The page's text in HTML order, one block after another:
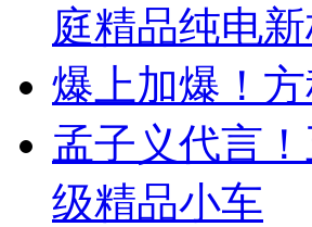
庭精品纯电
爆上加爆！
孟子义代言
级精品小车